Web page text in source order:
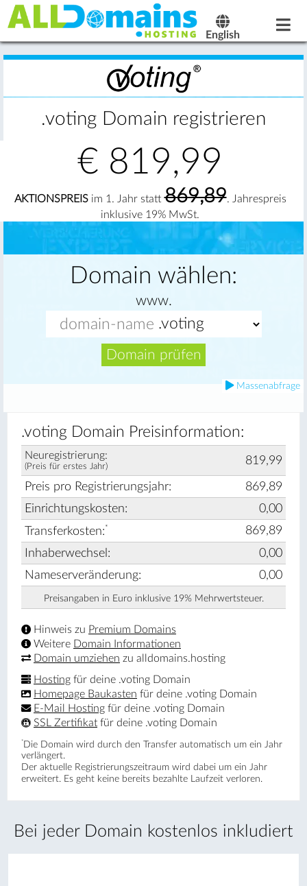
English
.voting Domain registrieren
€ 819,99
AKTIONSPREISim 1. Jahr statt869,89. Jahrespreis
inklusive 19% MwSt.
Domain wählen:
www.
Domain prüfen
Massenabfrage
Bei jeder Domain kostenlos inkludiert
.voting Domain Preisinformation:
Neuregistrierung:
(Preis für erstes Jahr) 819,99
Preis pro Registrierungsjahr:
869,89
Einrichtungskosten:
0,00
Transferkosten:*
869,89
Inhaberwechsel:
0,00
Nameserveränderung:
0,00
Preisangaben in Euro inklusive 19% Mehrwertsteuer.
Hinweis zu Premium Domains
Weitere Domain Informationen
Domain umziehen zu alldomains.hosting
Hosting für deine .voting Domain
Homepage Baukasten für deine .voting Domain
E-Mail Hosting für deine .voting Domain
SSL Zertifikat für deine .voting Domain
* Die Domain wird durch den Transfer automatisch um ein Jahr
verlängert.
Der aktuelle Registrierungs­zeitraum wird dabei um ein Jahr
erweitert. Es geht keine bereits bezahlte Laufzeit verloren.